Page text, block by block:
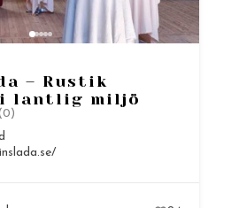
– Rustik
lantlig miljö